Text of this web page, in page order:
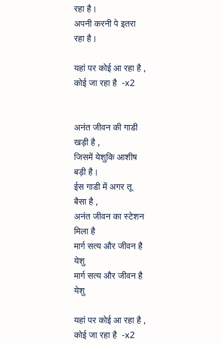
रहा है।
अपनी करनी पे इतरा
रहा है।
यहां पर कोई आ रहा है ,
कोई जा रहा है -x2
अनंत जीवन की गाडी
खड़ी है ,
जिसमें येशुकि आशीष
बड़ी है।
ईस गाडी में अगर तू
बैसा है ,
अनंत जीवन का स्टेशन
मिला है
मार्ग सत्य और जीवन है
येशु
मार्ग सत्य और जीवन है
येशु
यहां पर कोई आ रहा है ,
कोई जा रहा है -x2